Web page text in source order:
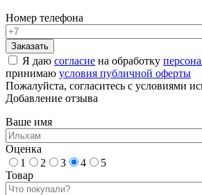
Номер телефона
Я даю согласие на обработку
принимаю условия публичной оферты
Пожалуйста, согласитесь с условиями
Добавление отзыва
Ваше имя
Оценка
1
2 3 4
5
Товар